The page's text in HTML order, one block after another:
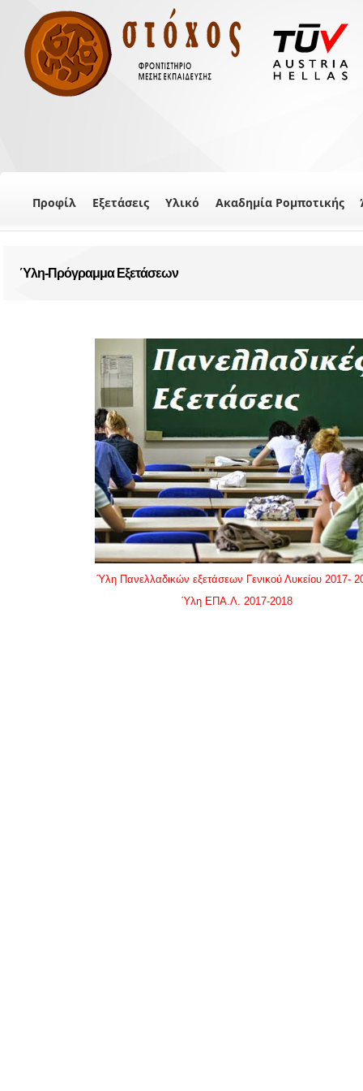
Προφίλ Εξετάσεις Υλικό Ακαδημία Ρομποτικής
Ύλη-Πρόγραμμα Εξετάσεων
Ύλη Πανελλαδικών εξετάσεων Γενικού Λυκείου 2017-
Ύλη ΕΠΑ.Λ. 2017-2018